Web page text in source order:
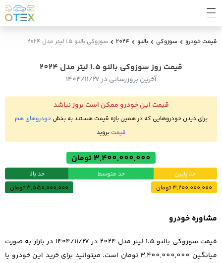
قیمت خودرو سوزوکی بالنو 2024 سوزوکی بالنو 1.5 لیتر مدل 2024
قیمت روز سوزوکی بالنو 1.5 لیتر مدل 2024
آخرین بروزرسانی در ۱۴۰۴/۱۱/۲۷
قیمت این خودرو ممکن است بروز نباشد
برای دیدن خودروهایی که در همین بازه قیمت هستند به بخش خودروهای هم
قیمتبروید
3,200,000,000 تومان
3,400,000,000 تومان
3,550,000,000 تومان
حد پایین حد متوسط حد بالا
مشاوره خودرو
قیمت سوزوکی بالنو 1.5 لیتر مدل 2024 در ۱۴۰۴/۱۱/۲۷ در بازار به صورت
میانگین 3,400,000,000 تومان است. میتوانید برای خرید این خودرو یا